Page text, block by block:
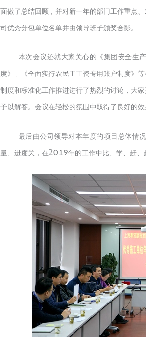
面做了总结回顾，并对新一年的部门工作重点
司优秀分包单位名单并由领导班子颁奖合影。
本次会议还就大家关心的《集团安全生
度》、《全面实行农民工工资专用账户制度》
制度和标准化工作推进进行了热烈的讨论，大
予以解答。会议在轻松的氛围中取得了良好的效
最后由公司领导对本年度的项目总体情
量、进度关，在2019年的工作中比、学、赶、